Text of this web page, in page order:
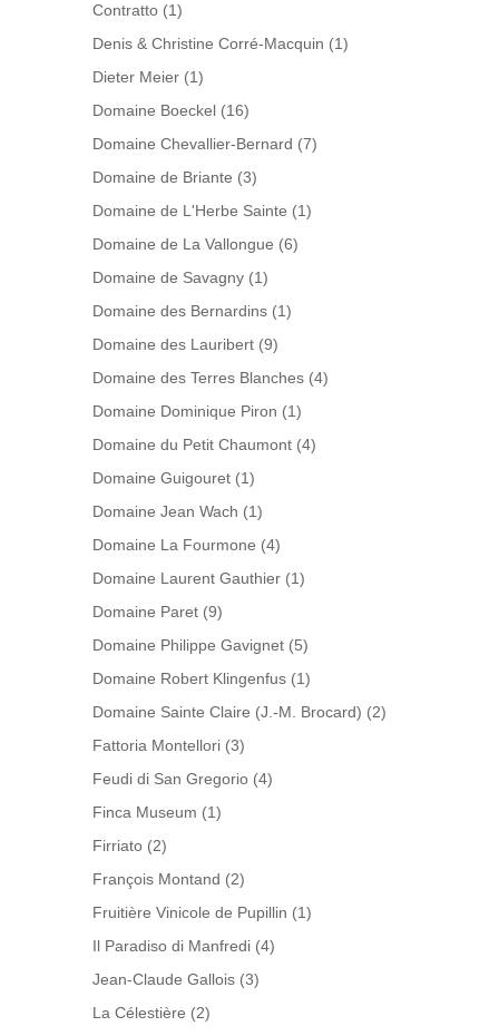
Contratto (1)
Denis & Christine Corré-Macquin (1)
Dieter Meier (1)
Domaine Boeckel (16)
Domaine Chevallier-Bernard (7)
Domaine de Briante (3)
Domaine de L'Herbe Sainte (1)
Domaine de La Vallongue (6)
Domaine de Savagny (1)
Domaine des Bernardins (1)
Domaine des Lauribert (9)
Domaine des Terres Blanches (4)
Domaine Dominique Piron (1)
Domaine du Petit Chaumont (4)
Domaine Guigouret (1)
Domaine Jean Wach (1)
Domaine La Fourmone (4)
Domaine Laurent Gauthier (1)
Domaine Paret (9)
Domaine Philippe Gavignet (5)
Domaine Robert Klingenfus (1)
Domaine Sainte Claire (J.-M. Brocard) (2)
Fattoria Montellori (3)
Feudi di San Gregorio (4)
Finca Museum (1)
Firriato (2)
François Montand (2)
Fruitière Vinicole de Pupillin (1)
Il Paradiso di Manfredi (4)
Jean-Claude Gallois (3)
La Célestière (2)